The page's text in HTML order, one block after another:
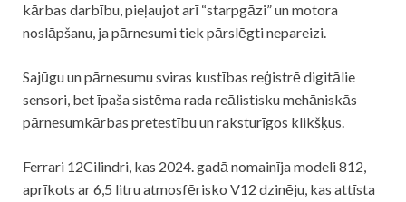
kārbas darbību, pieļaujot arī “starpgāzi” un motora
noslāpšanu, ja pārnesumi tiek pārslēgti nepareizi.
Sajūgu un pārnesumu sviras kustības reģistrē digitālie
sensori, bet īpaša sistēma rada reālistisku mehāniskās
pārnesumkārbas pretestību un raksturīgos klikšķus.
Ferrari 12Cilindri, kas 2024. gadā nomainīja modeli 812,
aprīkots ar 6,5 litru atmosfērisko V12 dzinēju, kas attīsta